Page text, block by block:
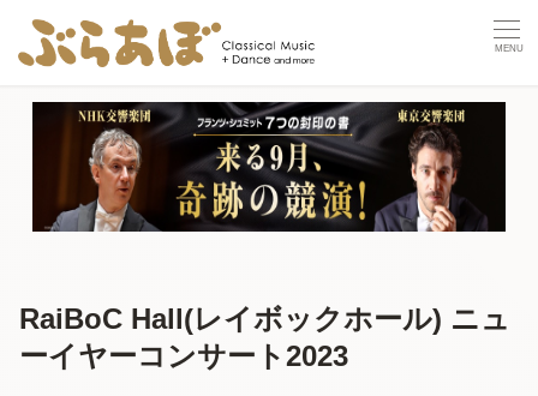
RaiBoC Hall(レイボックホール) ニュ
ーイヤーコンサート2023